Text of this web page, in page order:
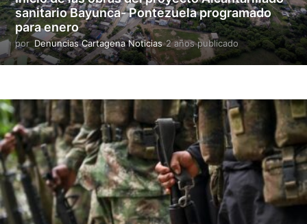
a
d
o
sanitario Bayunca- Pontezuela programado
para enero
por Denuncias Cartagena Noticias 2 años publicado2
p
u
b
l
i
c
a